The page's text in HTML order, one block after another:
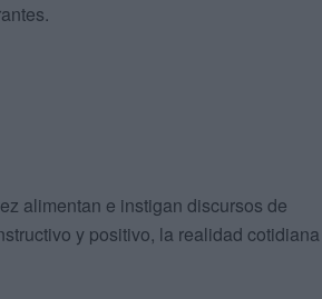
alimentan e instigan discursos de
y positivo, la realidad cotidiana